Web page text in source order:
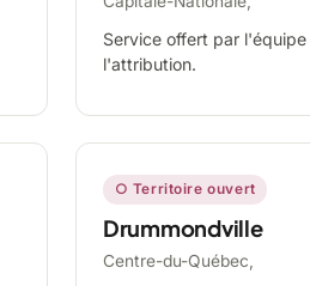
Service offert par
l'attribution.
○ Territoire ouvert
Drummondville
Centre-du-Québec,